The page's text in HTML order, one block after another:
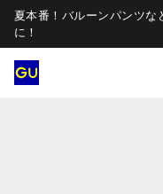
夏本番！バルーンパンツな
に！